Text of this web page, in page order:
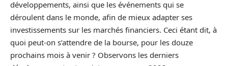
développements, ainsi que les événements qui se
déroulent dans le monde, afin de mieux adapter ses
investissements sur les marchés financiers. Ceci étant dit, à
quoi peut-on s’attendre de la bourse, pour les douze
prochains mois à venir ? Observons les derniers